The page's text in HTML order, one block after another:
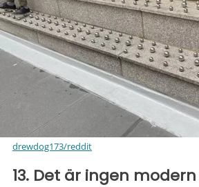
drewdog173/reddit
13. Det är ingen